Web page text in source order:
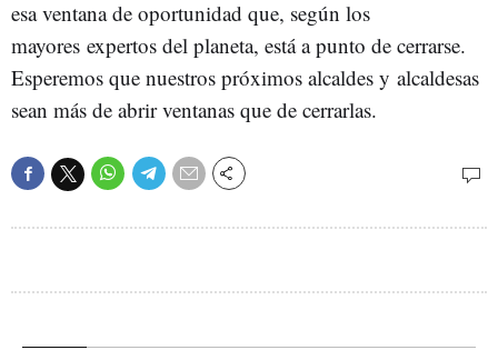
esa ventana de oportunidad que, según los
mayores expertos del planeta, está a punto de cerrarse.
Esperemos que nuestros próximos alcaldes y alcaldesas
sean más de abrir ventanas que de cerrarlas.